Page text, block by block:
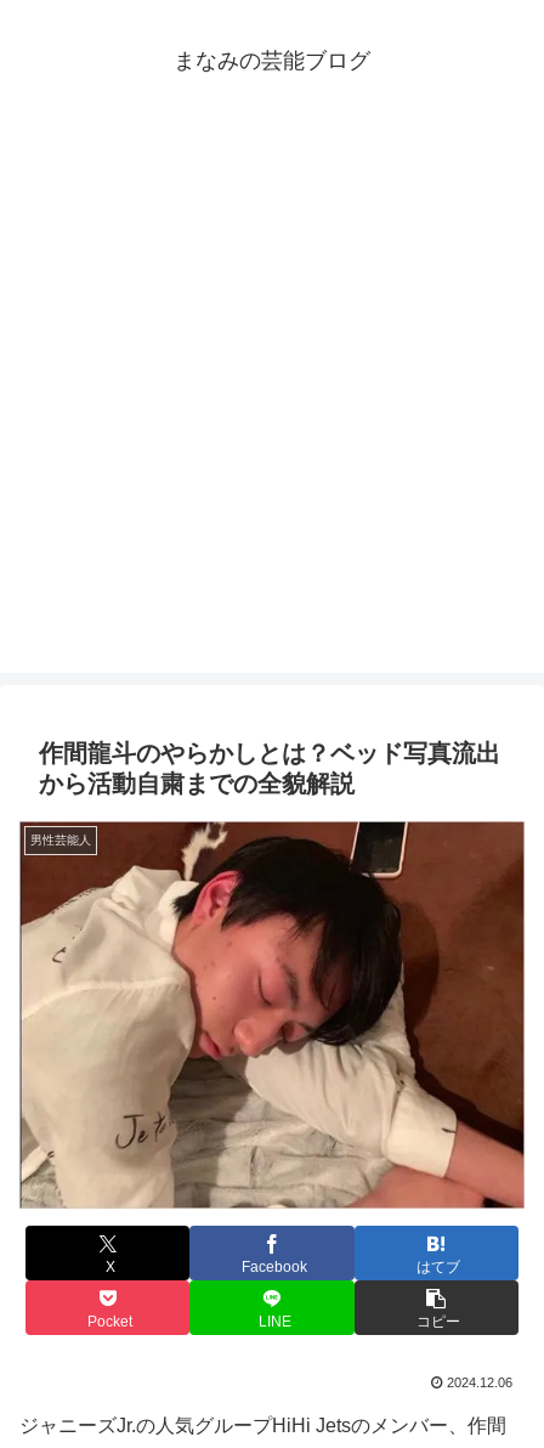
まなみの芸能ブログ
作間龍斗のやらかしとは？ベッド写真流出
から活動自粛までの全貌解説
男性芸能人
X Facebook はてブ
Pocket LINE コピー
2024.12.06
ジャニーズJr.の人気グループHiHi Jetsのメンバー、作間